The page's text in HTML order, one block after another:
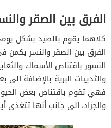
الفرق بين الصقر
كلاهما يقوم بالصيد بشكل
الفرق بين الصقر والنسر يكمن
النسور باقتناص الأسماك
والثدييات البرية بالإضافة
فهي تقوم باقتناص بعض
والجراد، إلى جانب أنها تتغذى